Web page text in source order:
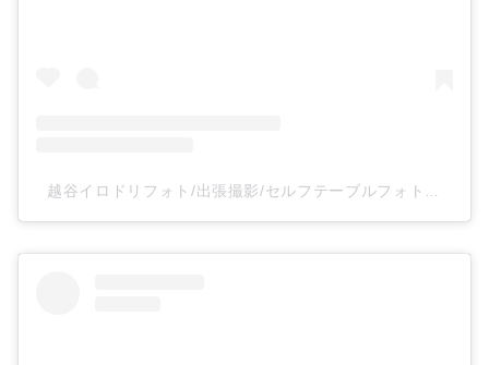
越谷イロドリフォト/出張撮影/セルフテーブルフォトスタジオ(@irodoriphoto_koshigaya)がシェアした投稿